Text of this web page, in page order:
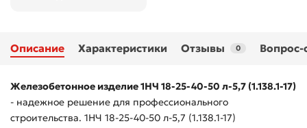
Описание Характеристики Отзывы 0 Вопрос-
Железобетонное изделие 1НЧ 18-25-40-50 л-5,7 (1.138.1-17)
- надежное решение для профессионального
строительства. 1НЧ 18-25-40-50 л-5,7 (1.138.1-17)